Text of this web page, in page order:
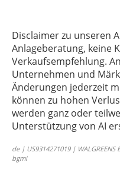
Disclaimer zu unseren
Anlageberatung, keine
Verkaufsempfehlung.
Unternehmen und
Änderungen jederzeit
können zu hohen
werden ganz oder
Unterstützung von AI
de | US9314271019 |
bgmi